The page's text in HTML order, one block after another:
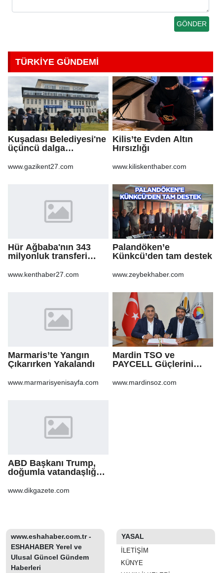
TÜRKİYE GÜNDEMİ
Kuşadası Belediyesi'ne
üçüncü dalga
www.gazikent27.com
Kilis’te Evden Altın
Hırsızlığı
www.kiliskenthaber.com
Hür Ağbaba'nın 343
milyonluk transferi
Ağbaba'ya milyonlar
www.kenthaber27.com
Palandöken’e
Künkcü’den tam destek
www.zeybekhaber.com
Marmaris’te Yangın
Çıkarırken Yakalandı
www.marmarisyenisayfa.com
Mardin TSO ve
PAYCELL Güçlerini
www.mardinsoz.com
ABD Başkanı Trump,
doğumla vatandaşlığa
genişleten
www.dikgazete.com
www.eshahaber.com.tr -
ESHAHABER Yerel ve
Ulusal Güncel Gündem
Haberleri
YASAL
İLETIŞIM
KÜNYE